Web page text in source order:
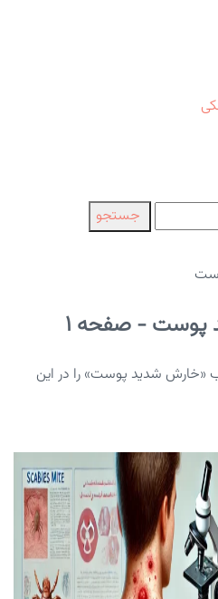
جستجو
- صفحه 1
«خارش شدید پوست» را در این